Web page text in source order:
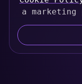
e
d
t
a